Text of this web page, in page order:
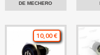
DE MECHERO
10,00 €